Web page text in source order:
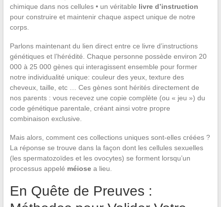
chimique dans nos cellules • un véritable livre d’instruction
pour construire et maintenir chaque aspect unique de notre
corps.
Parlons maintenant du lien direct entre ce livre d’instructions
génétiques et l’hérédité. Chaque personne possède environ 20
000 à 25 000 gènes qui interagissent ensemble pour former
notre individualité unique: couleur des yeux, texture des
cheveux, taille, etc … Ces gènes sont hérités directement de
nos parents : vous recevez une copie complète (ou « jeu ») du
code génétique parentale, créant ainsi votre propre
combinaison exclusive.
Mais alors, comment ces collections uniques sont-elles créées ?
La réponse se trouve dans la façon dont les cellules sexuelles
(les spermatozoïdes et les ovocytes) se forment lorsqu’un
processus appelé méiosea lieu.
En Quête de Preuves :